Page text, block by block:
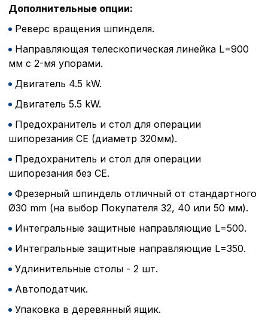
Дополнительные опции:
Реверс вращения шпинделя.
Направляющая телескопическая линейка L=900
мм с 2-мя упорами.
Двигатель 4.5 kW.
Двигатель 5.5 kW.
Предохранитель и стол для операции
шипорезания СЕ (диаметр 320мм).
Предохранитель и стол для операции
шипорезания без СЕ.
Фрезерный шпиндель отличный от стандартного
Ø30 mm (на выбор Покупателя 32, 40 или 50 мм).
Интегральные защитные направляющие L=500.
Интегральные защитные направляющие L=350.
Удлинительные столы - 2 шт.
Автоподатчик.
Упаковка в деревянный ящик.
обработки сookies
Настройте параметры
файлов cookie
каждого типа файлов
типа «технические
без которых
функционирование
настроек файлов cookie